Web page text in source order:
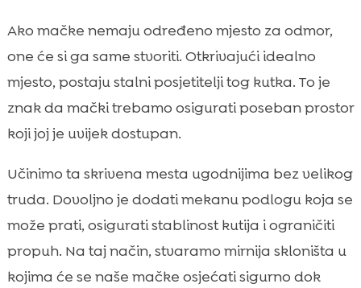
Ako mačke nemaju određeno mjesto za odmor,
one će si ga same stvoriti. Otkrivajući idealno
mjesto, postaju stalni posjetitelji tog kutka. To je
znak da mački trebamo osigurati poseban prostor
koji joj je uvijek dostupan.
Učinimo ta skrivena mesta ugodnijima bez velikog
truda. Dovoljno je dodati mekanu podlogu koja se
može prati, osigurati stablinost kutija i ograničiti
propuh. Na taj način, stvaramo mirnija skloništa u
kojima će se naše mačke osjećati sigurno dok